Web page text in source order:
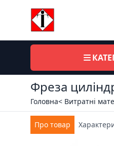
Фреза
Головна< Витратні
Про товар